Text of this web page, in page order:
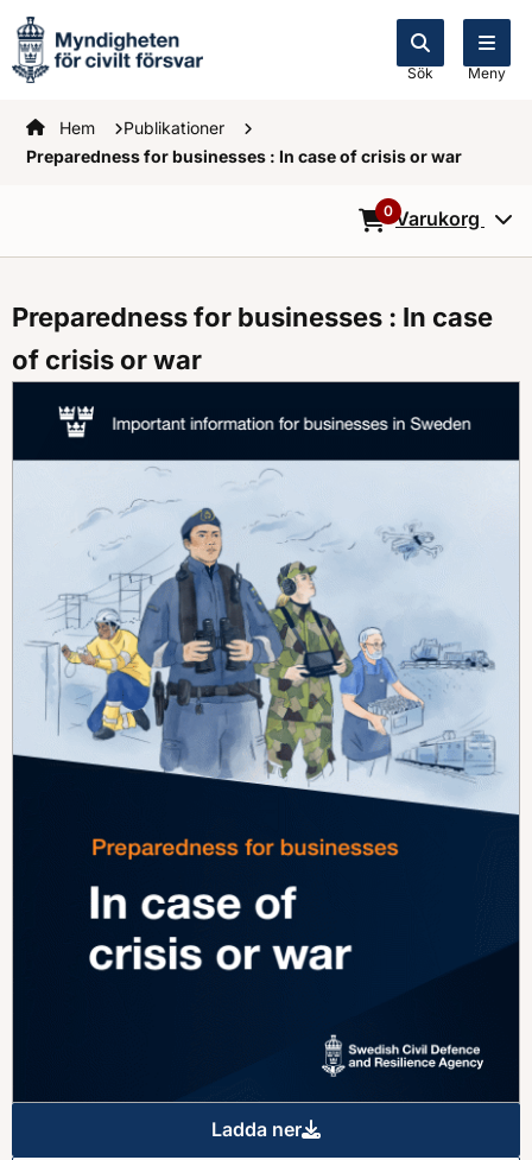
Sök Meny
Startsidan
Hem
Publikationer
Preparedness for businesses : In case of crisis or war
0Varukorg
Preparedness for businesses : In case
of crisis or war
Ladda ner
Preparedness for